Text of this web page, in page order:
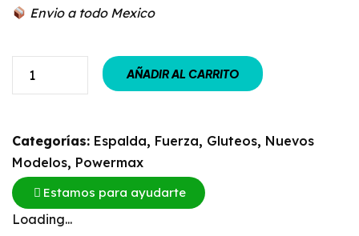
Envio a todo Mexico
AÑADIR AL CARRITO
Categorías: Espalda, Fuerza, Gluteos, Nuevos
Modelos, Powermax
Estamos para ayudarte
Loading...